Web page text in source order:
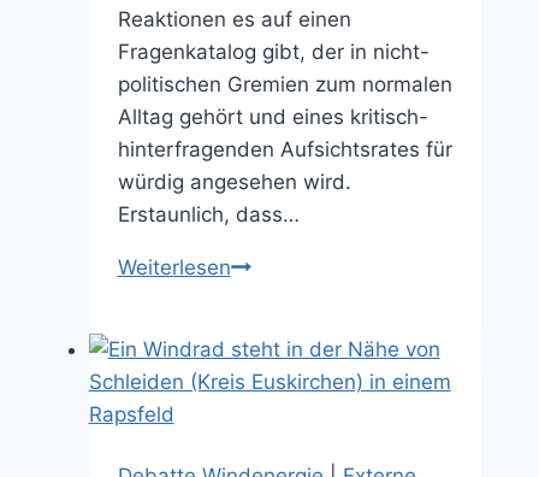
Reaktionen es auf einen
Fragenkatalog gibt, der in nicht-
politischen Gremien zum normalen
Alltag gehört und eines kritisch-
hinterfragenden Aufsichtsrates für
würdig angesehen wird.
Erstaunlich, dass…
WeiterlesenBerechtigte